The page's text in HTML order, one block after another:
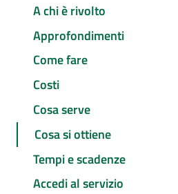
A chi è rivolto
Approfondimenti
Come fare
Costi
Cosa serve
Cosa si ottiene
Tempi e scadenze
Accedi al servizio